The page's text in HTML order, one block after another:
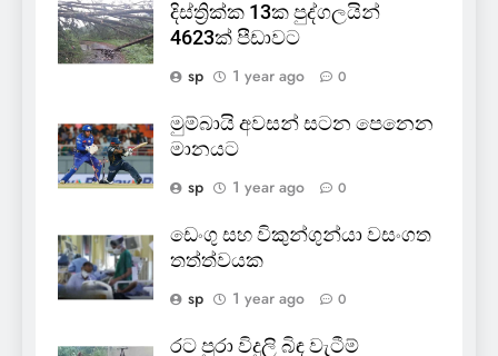
දිස්ත්‍රික්ක 13ක පුද්ගලයින්
4623ක් පීඩාවට
sp
1 year ago 0
මුම්බායි අවසන් සටන පෙනෙන
මානයට
sp
1 year ago 0
ඩෙංගු සහ විකුන්ගුන්යා වසංගත
තත්ත්වයක
sp
1 year ago 0
රට පුරා විදුලි බිඳ වැටීම්